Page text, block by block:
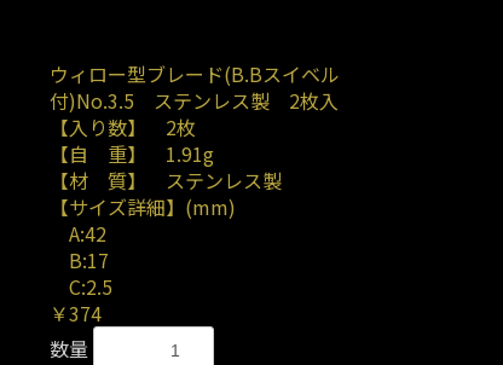
ウィロー型ブレード(B.Bスイベル
付)No.3.5 ステンレス製 2枚入
【入り数】 2枚
【自 重】 1.91g
【材 質】 ステンレス製
【サイズ詳細】(mm)
A:42
B:17
C:2.5
￥374
数量